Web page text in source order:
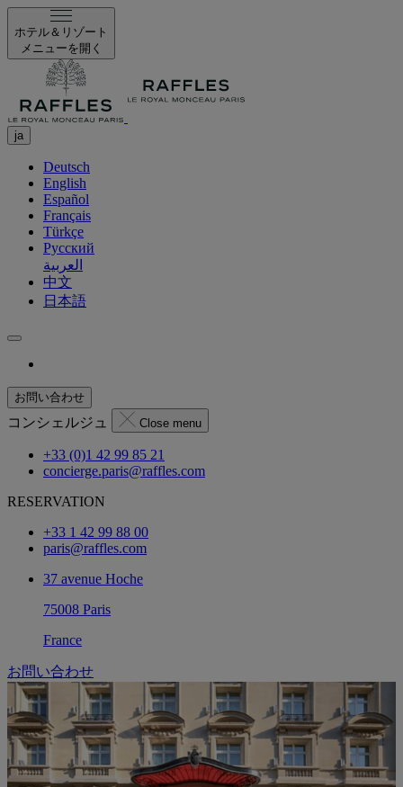
ホテル＆リゾート
メニューを開く
ja
Deutsch
English
Español
Français
Türkçe
Русский
العربية
中文
日本語
お問い合わせ
コンシェルジュ Close menu
+33 (0)1 42 99 85 21
concierge.paris@raffles.com
RESERVATION
+33 1 42 99 88 00
paris@raffles.com
37 avenue Hoche
75008 Paris
France
お問い合わせ